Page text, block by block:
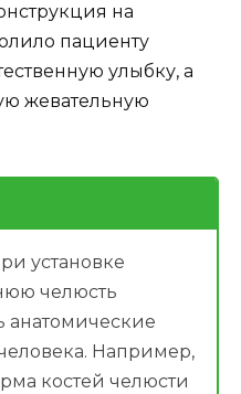
на
пациенту
улыбку, а
жевательную
установке
челюсть
анатомические
Например,
костей челюсти